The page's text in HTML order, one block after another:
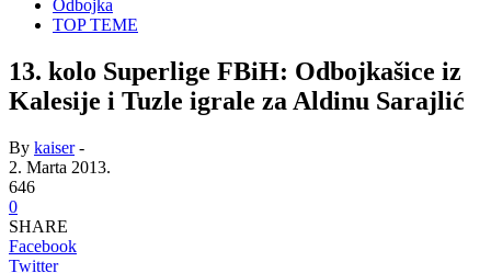
Odbojka
TOP TEME
13. kolo Superlige FBiH: Odbojkašice iz
Kalesije i Tuzle igrale za Aldinu Sarajlić
By kaiser-
2. Marta 2013.
646
0
SHARE
Facebook
Twitter